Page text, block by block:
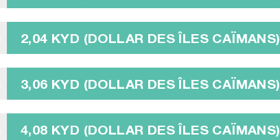
2,04 KYD (DOLLAR DES ÎLES CAÏMANS)
3,06 KYD (DOLLAR DES ÎLES CAÏMANS)
4,08 KYD (DOLLAR DES ÎLES CAÏMANS)